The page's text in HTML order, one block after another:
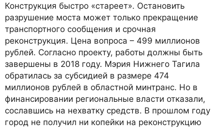
Конструкция быстро «стареет». Остановить
разрушение моста может только прекращение
транспортного сообщения и срочная
реконструкция. Цена вопроса – 499 миллионов
рублей. Согласно проекту, работы должны быть
завершены в 2018 году. Мэрия Нижнего Тагила
обратилась за субсидией в размере 474
миллионов рублей в областной минтранс. Но в
финансировании региональные власти отказали,
сославшись на нехватку средств. В прошлом году
город не получил ни копейки на реконструкцию